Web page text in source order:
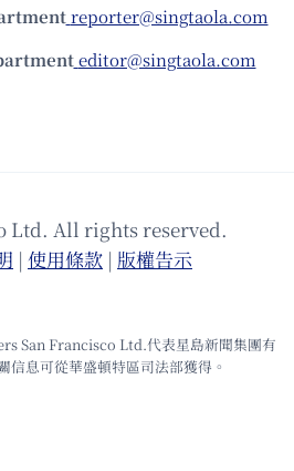
reporter@singtaola.com
editor@singtaola.com
Ltd. All rights reserved.
| 使⽤條款 | 版權告⽰
San Francisco Ltd.代表星島新聞集團有
信息可從華盛頓特區司法部獲得。